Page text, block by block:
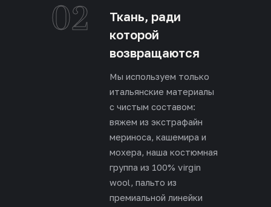
02
Ткань, ради
которой
возвращаются
Мы используем только
итальянские материалы
с чистым составом:
вяжем из экстрафайн
мериноса, кашемира и
мохера, наша костюмная
группа из 100% virgin
wool, пальто из
премиальной линейки